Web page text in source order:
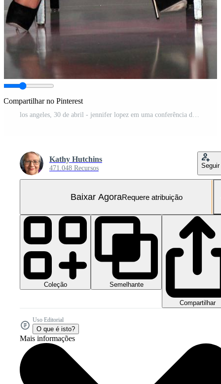
Compartilhar no Pinterest
los angeles, 30 de abril - jennifer lopez em uma conferência de imprensa para yandel, jennifer lopez e enrique iglesias para anunciar sua turnê de verão no boulevard3 em 30 de abril de 2012 em los angeles, ca
Kathy Hutchins
471.048 Recursos Seguir
Baixar AgoraRequere atribuição
Coleção Semelhante
Compartilhar
Uso Editorial
O que é isto?
Mais informações